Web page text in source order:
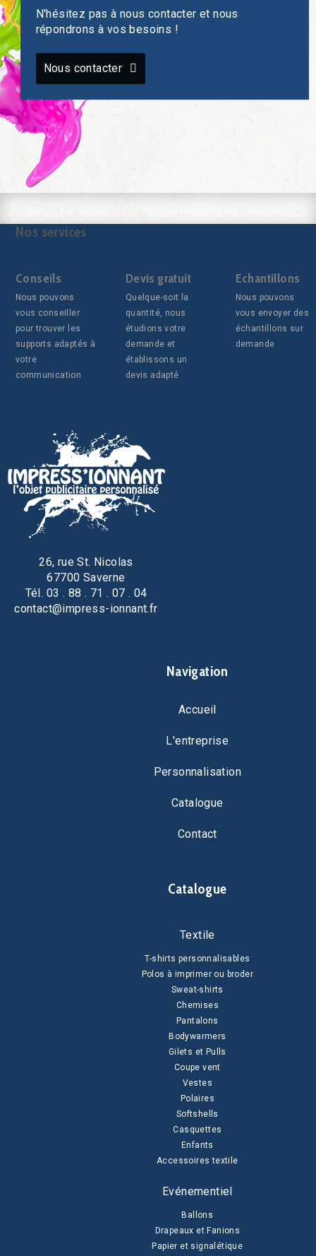
N'hésitez pas à nous contacter et nous
répondrons à vos besoins !
Nous contacter
Nos services
Conseils
Nous pouvons
vous conseiller
pour trouver les
supports adaptés à
votre
communication
Devis gratuit
Quelque-soit la
quantité, nous
étudions votre
demande et
établissons un
devis adapté
Echantillons
Nous pouvons
vous envoyer des
échantillons sur
demande
26, rue St. Nicolas
67700 Saverne
Tél. 03 . 88 . 71 . 07 . 04
contact@impress-ionnant.fr
Navigation
Accueil
L'entreprise
Personnalisation
Catalogue
Contact
Catalogue
Textile
T-shirts personnalisables
Polos à imprimer ou broder
Sweat-shirts
Chemises
Pantalons
Bodywarmers
Gilets et Pulls
Coupe vent
Vestes
Polaires
Softshells
Casquettes
Enfants
Accessoires textile
Evénementiel
Ballons
Drapeaux et Fanions
Papier et signalétique